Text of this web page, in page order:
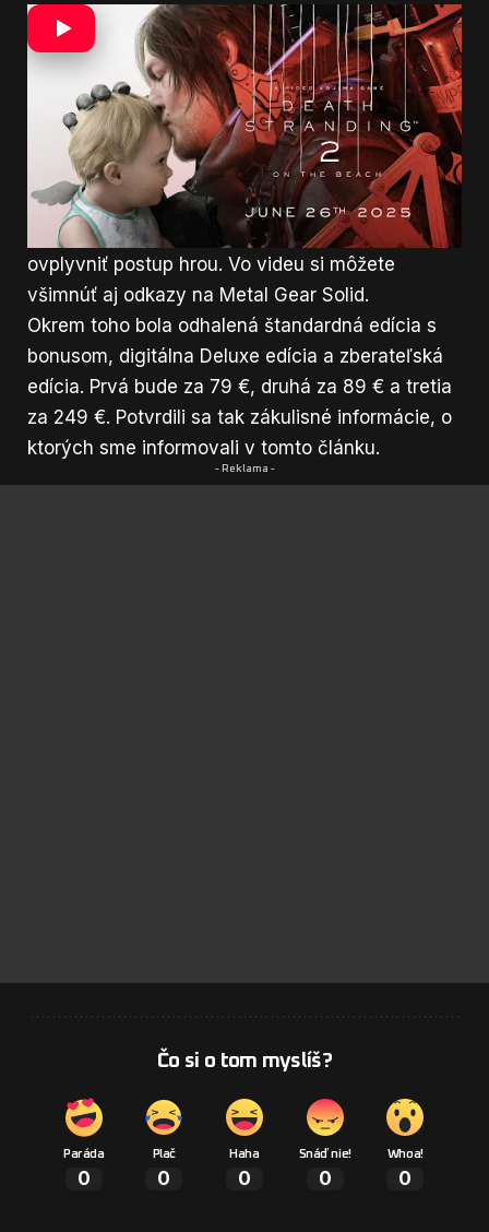
Jednou z najvýraznejších noviniek sú masívne
B.T., ktoré môžu zvádzať súboje v kaiji štýle, a
Sam sa do nich nedobrovoľne zapája. Tešiť sa
môžete aj na prieskum krajiny pomocou nových
technológií, vrátane vznášajúcich sa plošín na
prepravu zásielok alebo vozidla schopného
pohybu vo vode. Dynamické počasie pridáva na
výzve – napríklad piesočné búrky môžu výrazne
ovplyvniť postup hrou. Vo videu si môžete
všimnúť aj odkazy na Metal Gear Solid.
Okrem toho bola odhalená štandardná edícia s
bonusom, digitálna Deluxe edícia a zberateľská
edícia. Prvá bude za 79 €, druhá za 89 € a tretia
za 249 €. Potvrdili sa tak zákulisné informácie, o
ktorých sme informovali v tomto článku.
- Reklama -
Čo si o tom myslíš?
Paráda
0
Plač
0
Haha
0
Snáď nie!
0
Whoa!
0